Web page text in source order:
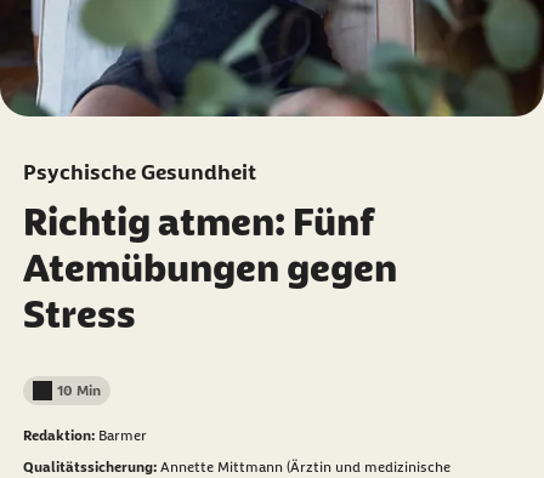
Psychische Gesundheit
Richtig atmen: Fünf
Atemübungen gegen
Stress
Lesedauer weniger als
10 Min
Redaktion: Barmer
Qualitätssicherung: Annette Mittmann (Ärztin und medizinische